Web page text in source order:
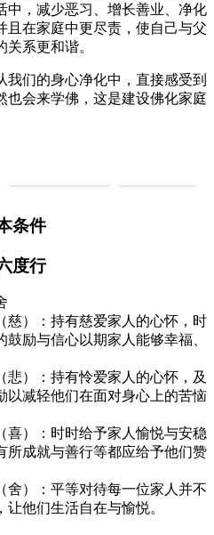
中，减少恶习、增长善业、净化
且在家庭中更尽责，使自己与父
系更和谐。
我们的身心净化中，直接感受到
也会来学佛，这是建设佛化家庭
条件
度行
慈）：持有慈爱家人的心怀，时
鼓励与信心以期家人能够幸福、
悲）：持有怜爱家人的心怀，及
以减轻他们在面对身心上的苦恼
喜）：时时给予家人愉悦与安稳
所成就与善行等都应给予他们赞
舍）：平等对待每一位家人并不
他们生活自在与愉悦。